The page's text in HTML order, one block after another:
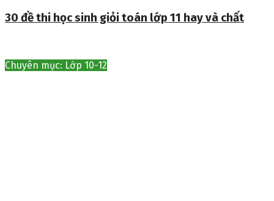
30 đề thi học sinh giỏi toán lớp 11 hay và chất
Chuyên mục: Lớp 10-12